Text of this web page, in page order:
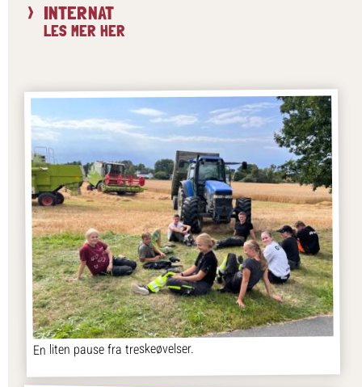
INTERNAT
LES MER HER
En liten pause fra treskeøvelser.